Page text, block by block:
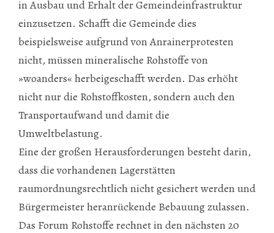
in Ausbau und Erhalt der Gemeindeinfrastruktur
einzusetzen. Schafft die Gemeinde dies
beispielsweise aufgrund von Anrainerprotesten
nicht, müssen mineralische Rohstoffe von
»woanders« herbeigeschafft werden. Das erhöht
nicht nur die Rohstoffkosten, sondern auch den
Transportaufwand und damit die
Umweltbelastung.
Eine der großen Herausforderungen besteht darin,
dass die vorhandenen Lagerstätten
raumordnungsrechtlich nicht gesichert werden und
Bürgermeister heranrückende Bebauung zulassen.
Das Forum Rohstoffe rechnet in den nächsten 20